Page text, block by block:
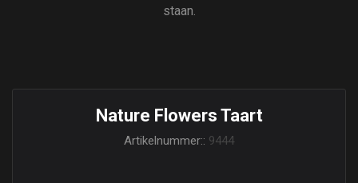
staan.
Nature Flowers Taart
Artikelnummer:: 9444